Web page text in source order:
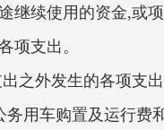
续使用的资金,或项
项支出。
之外发生的各项支出
用车购置及运行费